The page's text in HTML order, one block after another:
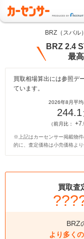
BRZ（スバル
BRZ 2.4
最
買取相場算出には参照デ
ています。
2026年8月平
244.1
（前月比：
※上記はカーセンサー掲載物
的に、査定価格は小売価格より
買取査
BRZ
より多く